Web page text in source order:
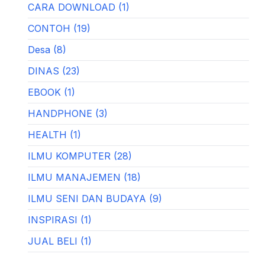
CARA DOWNLOAD (1)
CONTOH (19)
Desa (8)
DINAS (23)
EBOOK (1)
HANDPHONE (3)
HEALTH (1)
ILMU KOMPUTER (28)
ILMU MANAJEMEN (18)
ILMU SENI DAN BUDAYA (9)
INSPIRASI (1)
JUAL BELI (1)